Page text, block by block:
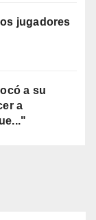
jugadores
a su
a